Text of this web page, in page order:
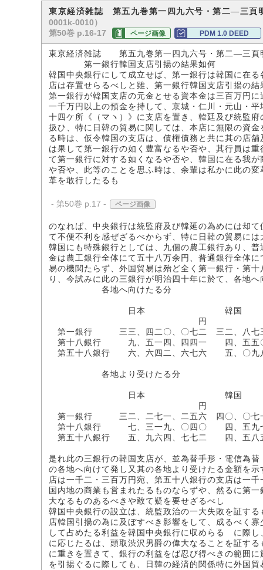
東京経済雑誌 第五九巻第一四九六号・第二―三頁
0001k-0010）
第50巻 p.16-17
ページ画像 PDM 1.0 DEED
東京経済雑誌 第五九巻第一四九六号・第二―三頁
第一銀行韓国支店引揚の結果如何
韓国中央銀行にして成立せば、第一銀行は韓国に在
店は存置せらるべしと雖、第一銀行韓国支店引揚の
第一銀行が韓国支店の元金とせる資本金は三百万円
一千万円以上の預金を持して、京城・仁川・元山・
十四ケ所《（マヽ）》に支店を置き、韓廷及び統監
扱ひ、特に日韓の貿易に関しては、本店に無限の資
る時は、仮令韓国の支店は、債権債務と共に其の店
は果して第一銀行の如く豊富なるや否や、其行員は
て第一銀行に対する如くなるや否や、韓国に在る我
や否や、此等のことを思ふ時は、余輩は私かに此の
革を敢行したるも
- 第50巻 p.17 - ページ画像
のなれば、中央銀行は統監府及び韓延の為めには却
て不便不利を感ぜざるべからず、特に日韓の貿易に
韓国にも特殊銀行としては、九個の農工銀行あり、
金は農工銀行全体にて五十八万余円、普通銀行全体
易の機関たらず、外国貿易は殆ど全く第一銀行・第
り、今試みに此の三銀行が明治四十年に於て、各地
各地へ向けたる分
日本 韓国
円
第一銀行 三三、四二〇、〇七二 三二、八七三
第十八銀行 九、五一四、四四一 四、五五
第五十八銀行 六、六四二、六七六 五、〇九
各地より受けたる分
日本 韓国
円
第一銀行 三二、二七一、二五六 四〇、〇七一
第十八銀行 七、三一九、〇四〇 四、五九
第五十八銀行 五、九六四、七七二 四、五八
是れ此の三銀行の韓国支店が、並為替手形・電信為
の各地へ向けて発し又其の各地より受けたる金額を
店は一千二・三百万円宛、第五十八銀行の支店は一
国内地の商業も営まれたるものならずや、然るに第
大なるものあるべきや敢て疑を要せざるべし
韓国中央銀行の設立は、統監政治の一大失敗を証す
店韓国引揚の為に及ぼすべき影響をして、成るべく
して占めたる利益を韓国中央銀行に収めらるゝに際
に応じたるは、頭取渋沢男爵の偉大なることを証す
に重きを置きて、銀行の利益をば忍び得べきの範囲
を引揚ぐるに際しても、日韓の経済的関係特に外国